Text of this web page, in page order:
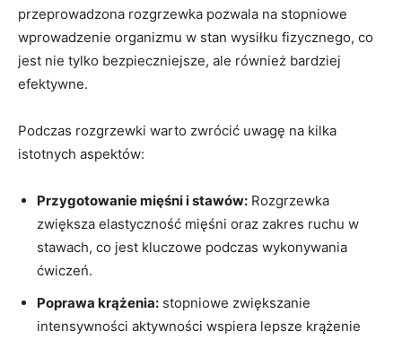
przeprowadzona rozgrzewka pozwala na stopniowe
wprowadzenie organizmu w stan wysiłku fizycznego, co
jest nie tylko bezpieczniejsze, ale również bardziej
efektywne.
Podczas rozgrzewki warto zwrócić uwagę na kilka
istotnych aspektów:
Przygotowanie mięśni i stawów: Rozgrzewka
zwiększa elastyczność mięśni oraz zakres ruchu w
stawach, co jest kluczowe podczas wykonywania
ćwiczeń.
Poprawa krążenia: stopniowe zwiększanie
intensywności aktywności wspiera lepsze krążenie